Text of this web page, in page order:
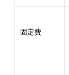
固定費